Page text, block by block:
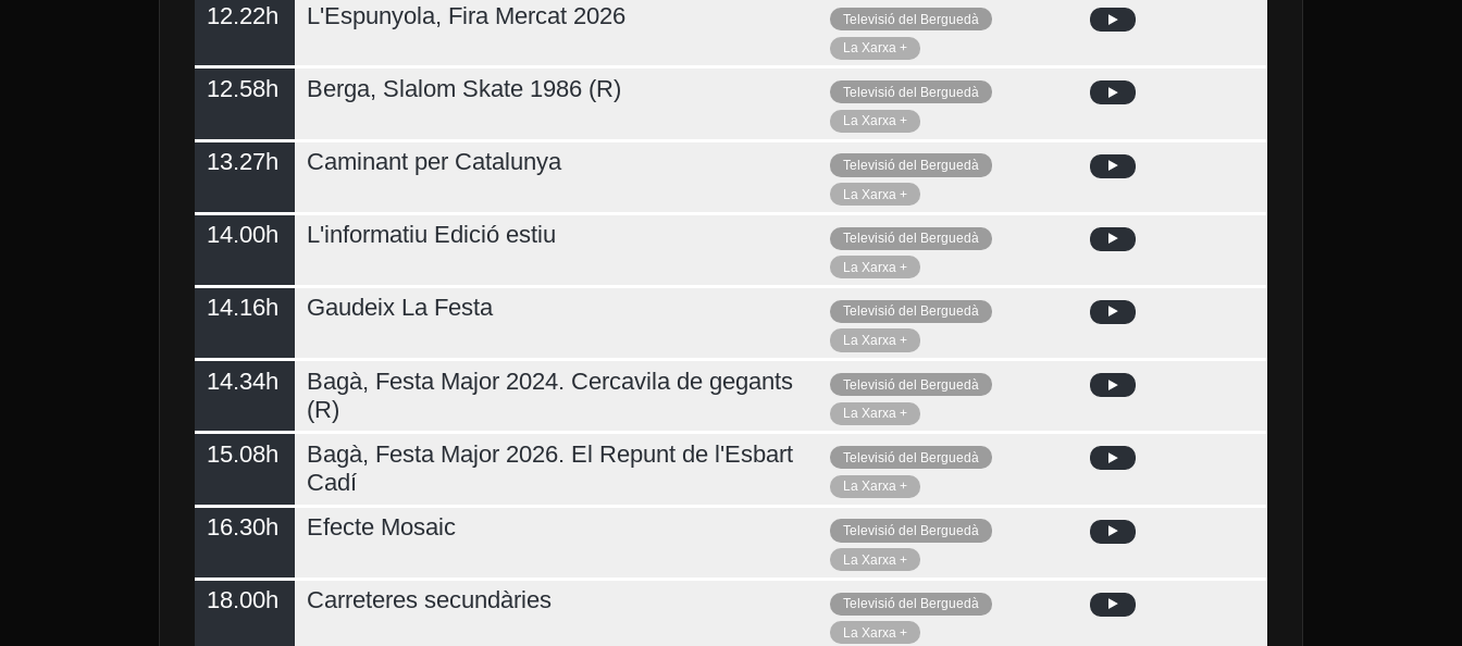
12.22h L'Espunyola, Fira Mercat 2026
Televisió del Berguedà
La Xarxa +
12.58h Berga, Slalom Skate 1986 (R)
Televisió del Berguedà
La Xarxa +
13.27h Caminant per Catalunya
Televisió del Berguedà
La Xarxa +
14.00h L'informatiu Edició estiu
Televisió del Berguedà
La Xarxa +
14.16h Gaudeix La Festa
Televisió del Berguedà
La Xarxa +
14.34h
Bagà, Festa Major 2024. Cercavila de gegants
(R)
Televisió del Berguedà
La Xarxa +
15.08h
Bagà, Festa Major 2026. El Repunt de l'Esbart
Cadí
Televisió del Berguedà
La Xarxa +
16.30h Efecte Mosaic
Televisió del Berguedà
La Xarxa +
18.00h Carreteres secundàries
Televisió del Berguedà
La Xarxa +